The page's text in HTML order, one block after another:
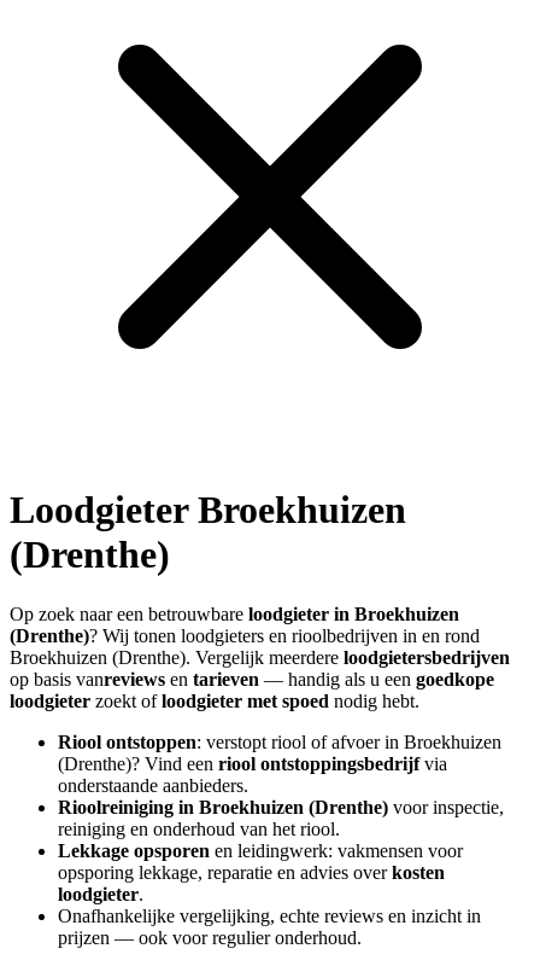
LoodgieterBroekhuizen
(Drenthe)
Op zoek naar een betrouwbare loodgieter in Broekhuizen
(Drenthe)? Wij tonen loodgieters en rioolbedrijven in en rond
Broekhuizen (Drenthe). Vergelijk meerdere loodgietersbedrijven
op basis vanreviews en tarieven — handig als u een goedkope
loodgieter zoekt ofloodgieter met spoed nodig hebt.
Riool ontstoppen: verstopt riool of afvoer in Broekhuizen
(Drenthe)? Vind een riool ontstoppingsbedrijfvia
onderstaande aanbieders.
Rioolreiniging in Broekhuizen (Drenthe) voor inspectie,
reiniging en onderhoud van het riool.
Lekkage opsporen en leidingwerk: vakmensen voor
opsporing lekkage, reparatie en advies overkosten
loodgieter.
Onafhankelijke vergelijking, echte reviews en inzicht in
prijzen — ook voor regulier onderhoud.